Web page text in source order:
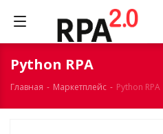
Python RPA
Главная - Маркетплейс - Python RPA